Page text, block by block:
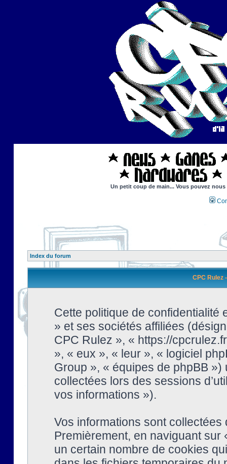
Un petit coup de main... Vous pouvez
Index du forum
CPC Rulez
Cette politique de confidentialité
» et ses sociétés affiliées
CPC Rulez », « https://
», « eux », « leur », « logiciel
Group », « équipes de phpBB
collectées lors des sessions
vos informations »).
Vos informations sont
Premièrement, en naviguant
un certain nombre de cookies